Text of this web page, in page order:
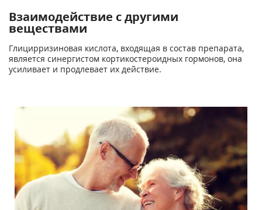
Взаимодействие с другими
веществами
Глицирризиновая кислота, входящая в состав препарата,
является синергистом кортикостероидных гормонов, она
усиливает и продлевает их действие.